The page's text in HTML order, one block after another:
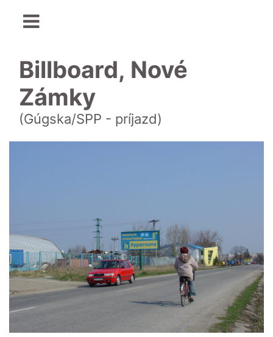
Billboard, Nové
Zámky
(Gúgska/SPP - príjazd)